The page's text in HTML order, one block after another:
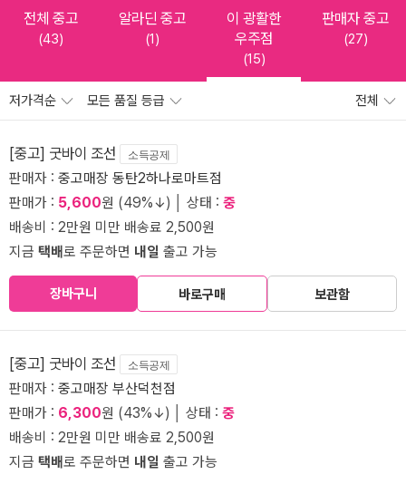
전체 중고
(43)
알라딘 중고
(1)
이 광활한
우주점
(15)
판매자 중고
(27)
저가격순 모든 품질 등급 전체
[중고] 굿바이 조선 소득공제
판매자 : 중고매장 동탄2하나로마트점
판매가 : 5,600원 (49%↓) │ 상태 : 중
배송비 : 2만원 미만 배송료 2,500원
지금 택배로 주문하면 내일 출고 가능
장바구니 바로구매 보관함
[중고] 굿바이 조선 소득공제
판매자 : 중고매장 부산덕천점
판매가 : 6,300원 (43%↓) │ 상태 : 중
배송비 : 2만원 미만 배송료 2,500원
지금 택배로 주문하면 내일 출고 가능